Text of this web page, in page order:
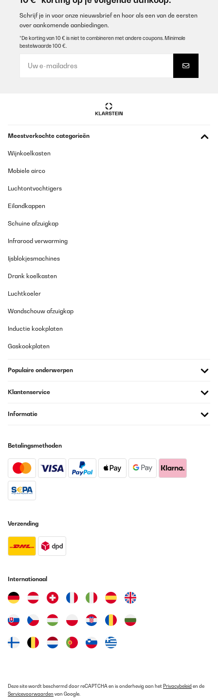
Schrijf je in voor onze nieuwsbrief en hoor als een van de eersten
over aankomende aanbiedingen.
*De korting van 10 € is niet te combineren met andere coupons. Minimale
bestelwaarde 100 €.
Meestverkochte categorieën
Wijnkoelkasten
Mobiele airco
Luchtontvochtigers
Eilandkappen
Schuine afzuigkap
Infrarood verwarming
Ijsblokjesmachines
Drank koelkasten
Luchtkoeler
Wandschouw afzuigkap
Inductie kookplaten
Gaskookplaten
Populaire onderwerpen
Klantenservice
Informatie
Betalingsmethoden
Verzending
Internationaal
Deze site wordt beschermd door reCAPTCHA en is onderhevig aan het Privacybeleid en de
Servicevoorwaarden van Google.